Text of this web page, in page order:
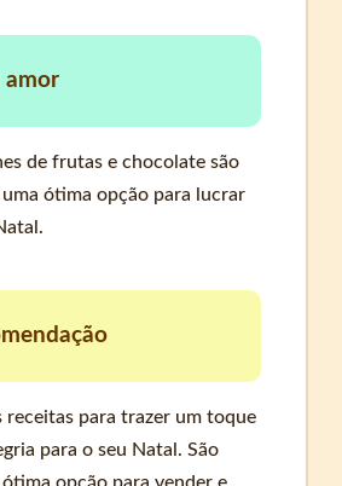
amor
de frutas e chocolate são
ótima opção para lucrar
receitas para trazer um toque
para o seu Natal. São
opção para vender e